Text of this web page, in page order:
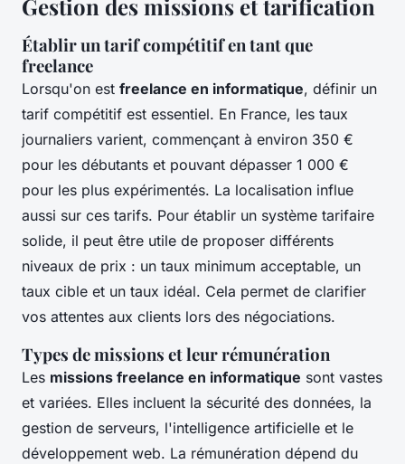
Gestion des missions et tarification
Établir un tarif compétitif en tant que
freelance
Lorsqu'on est freelance en informatique, définir un
tarif compétitif est essentiel. En France, les taux
journaliers varient, commençant à environ 350 €
pour les débutants et pouvant dépasser 1 000 €
pour les plus expérimentés. La localisation influe
aussi sur ces tarifs. Pour établir un système tarifaire
solide, il peut être utile de proposer différents
niveaux de prix : un taux minimum acceptable, un
taux cible et un taux idéal. Cela permet de clarifier
vos attentes aux clients lors des négociations.
Types de missions et leur rémunération
Les missions freelance en informatique sont vastes
et variées. Elles incluent la sécurité des données, la
gestion de serveurs, l'intelligence artificielle et le
développement web. La rémunération dépend du